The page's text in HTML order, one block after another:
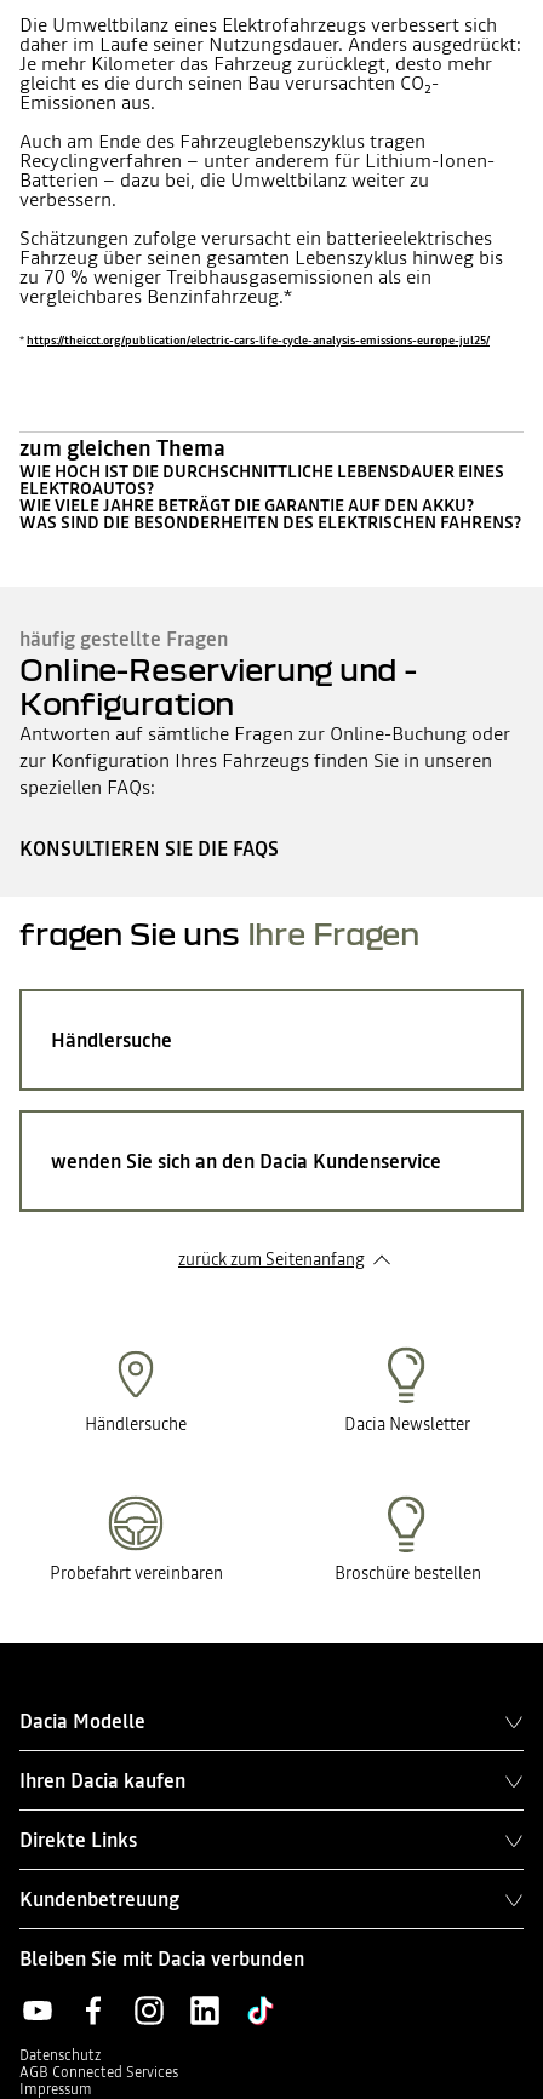
Die Umweltbilanz eines Elektrofahrzeugs verbessert sich
daher im Laufe seiner Nutzungsdauer. Anders ausgedrückt:
Je mehr Kilometer das Fahrzeug zurücklegt, desto mehr
gleicht es die durch seinen Bau verursachten CO₂-
Emissionen aus.
Auch am Ende des Fahrzeuglebenszyklus tragen
Recyclingverfahren – unter anderem für Lithium-Ionen-
Batterien – dazu bei, die Umweltbilanz weiter zu
verbessern.
Schätzungen zufolge verursacht ein batterieelektrisches
Fahrzeug über seinen gesamten Lebenszyklus hinweg bis
zu 70 % weniger Treibhausgasemissionen als ein
vergleichbares Benzinfahrzeug.*
*https://theicct.org/publication/electric-cars-life-cycle-analysis-emissions-europe-jul25/
zum gleichen Thema
WIE HOCH IST DIE DURCHSCHNITTLICHE LEBENSDAUER EINES
ELEKTROAUTOS?
WIE VIELE JAHRE BETRÄGT DIE GARANTIE AUF DEN AKKU?
WAS SIND DIE BESONDERHEITEN DES ELEKTRISCHEN FAHRENS?
häufig gestellte Fragen
Online-Reservierung und -
Konfiguration
Antworten auf sämtliche Fragen zur Online-Buchung oder
zur Konfiguration Ihres Fahrzeugs finden Sie in unseren
speziellen FAQs:
KONSULTIEREN SIE DIE FAQS
fragen Sie uns Ihre Fragen
Händlersuche
wenden Sie sich an den Dacia Kundenservice
zurück zum Seitenanfang
Händlersuche Dacia Newsletter
Probefahrt vereinbaren Broschüre bestellen
Dacia Modelle
Ihren Dacia kaufen
Direkte Links
Kundenbetreuung
Bleiben Sie mit Dacia verbunden
Datenschutz
AGB Connected Services
Impressum